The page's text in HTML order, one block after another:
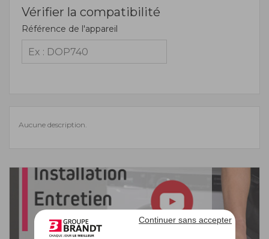
Continuer sans accepter
Vérifier la compatibilité
Référence de l'appareil
Aucune description.